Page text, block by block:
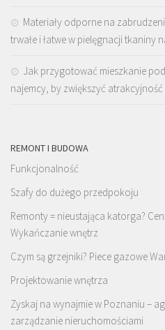
Materiały odporne na
trwałe i łatwe w pielęgnacji tkaniny
Jak przygotować mieszkanie
najemcy, by zwiększyć
REMONT I BUDOWA
Funkcjonalność
Szafy do dużego przedpokoju
Remonty = nieustająca katorga?
Wykańczanie wnętrz
Czym są grzejniki? Piece gazowe
Projektowanie wnętrza
Zyskaj na wynajmie w Poznaniu –
zarządzanie nieruchomościami